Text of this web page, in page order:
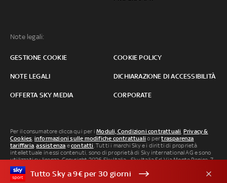
Note legali:
GESTIONE COOKIE COOKIE POLICY
NOTE LEGALI DICHIARAZIONE DI ACCESSIBILITÀ
OFFERTA SKY MEDIA CORPORATE
Per il consumatore clicca qui per iModuli, Condizioni contrattuali Privacy &
Cookies informazioni sulle modifiche contrattuali o pertrasparenza
tariffaria ,assistenza econtatti . Tutti i marchi Sky e i diritti di proprietà
intellettuale in essi contenuti, sono di proprietà di Sky international AG e sono
utilizzati su licenza. Copyright 2026 Sky Italia - Sky Italia Srl Via Monte Penice, 7 -
20138 Milano P.IVA 04619241005. SkyTG24: ISSN 3035-1537 e SkySport: ISSN
3035-1545.Segnalazione Abusi
Tutto Sky a 9€ per 30 giorni